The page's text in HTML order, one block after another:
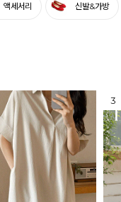
액세서리 신발&가방